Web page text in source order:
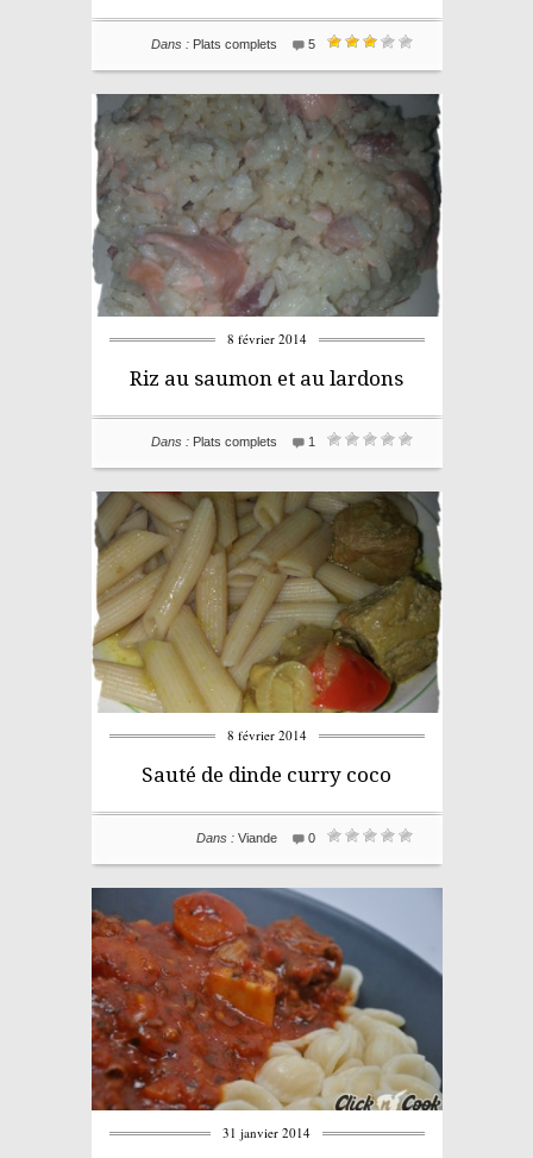
5
Dans : Plats complets
8 février 2014
Riz au saumon et au lardons
1
Dans : Plats complets
8 février 2014
Sauté de dinde curry coco
0
Dans : Viande
31 janvier 2014